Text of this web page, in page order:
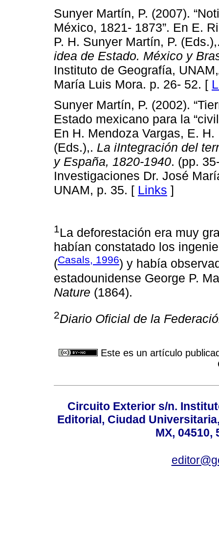
Sunyer Martín, P. (2007).
México, 1821- 1873”. En E.
P. H. Sunyer Martín, P.
idea de Estado. México y
Instituto de Geografía,
María Luis Mora. p. 26- 52. [
Sunyer Martín, P. (2002).
Estado mexicano para la
En H. Mendoza Vargas, E.
(Eds.),. La iIntegración del
y España, 1820-1940. (pp.
Investigaciones Dr. José
UNAM, p. 35. [ Links ]
1La deforestación era muy
habían constatado los
(Casals, 1996) y había
estadounidense George P.
Nature (1864).
2Diario Oficial de la
Este es un artículo
Circuito Exterior s/n.
Editorial, Ciudad
MX, 04510,